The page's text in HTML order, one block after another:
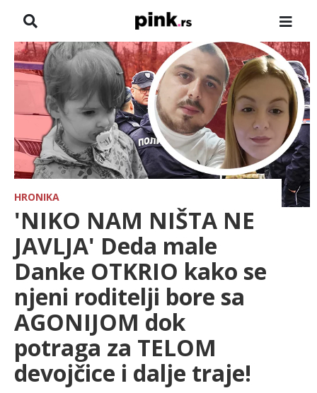
NASLOVNA
VESTI
ZADRUGA
SHOWBIZ
HRONIKA
FARMERI
TV
SPORT
LIFESTYLE
EXTRA
HRONIKA
'NIKO NAM NIŠTA NE
JAVLJA' Deda male
Danke OTKRIO kako se
njeni roditelji bore sa
AGONIJOM dok
potraga za TELOM
devojčice i dalje traje!